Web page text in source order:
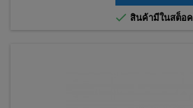
 สินค้ามีในสต็อค